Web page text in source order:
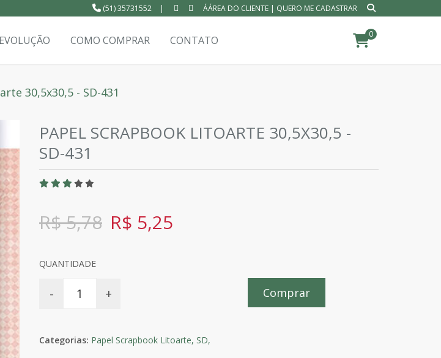
(51) 35731552 | ÁÁREA DO CLIENTE | QUERO ME CADASTRAR
0
COMO COMPRAR CONTATO
30,5x30,5 - SD-431
PAPEL SCRAPBOOK LITOARTE 30,5X30,5 -
SD-431
R$ 5,78 R$ 5,25
QUANTIDADE
- + Comprar
Categorias: Papel Scrapbook Litoarte, SD,